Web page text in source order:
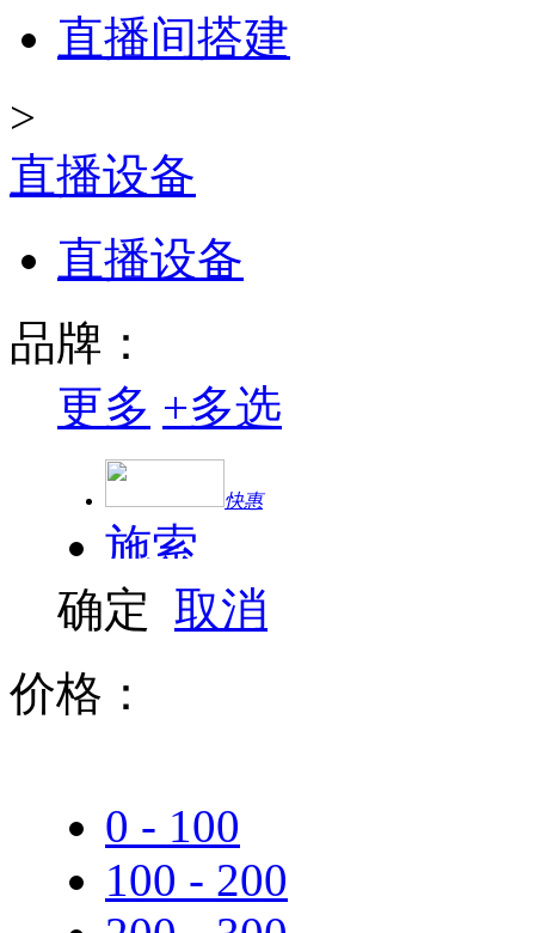
直播间搭建
>
直播设备
直播设备
品牌：
更多 +多选
快惠
施索
播客莱
确定 取消
价格：
0 - 100
100 - 200